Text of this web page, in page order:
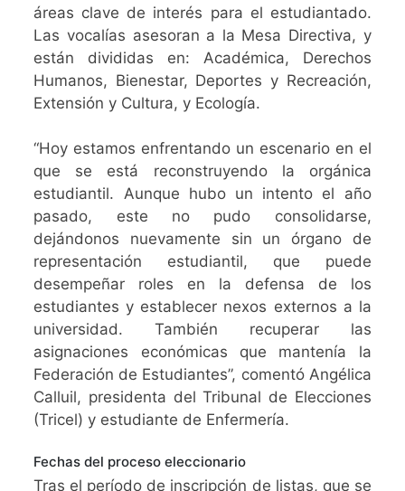
áreas clave de interés para el estudiantado.
Las vocalías asesoran a la Mesa Directiva, y
están divididas en: Académica, Derechos
Humanos, Bienestar, Deportes y Recreación,
Extensión y Cultura, y Ecología.
“Hoy estamos enfrentando un escenario en el
que se está reconstruyendo la orgánica
estudiantil. Aunque hubo un intento el año
pasado, este no pudo consolidarse,
dejándonos nuevamente sin un órgano de
representación estudiantil, que puede
desempeñar roles en la defensa de los
estudiantes y establecer nexos externos a la
universidad. También recuperar las
asignaciones económicas que mantenía la
Federación de Estudiantes”, comentó Angélica
Calluil, presidenta del Tribunal de Elecciones
(Tricel) y estudiante de Enfermería.
Fechas del proceso eleccionario
Tras el período de inscripción de listas, que se